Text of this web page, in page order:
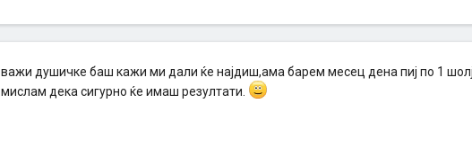
важи душичке баш кажи ми дали ќе најдиш,ама барем месец дена пиј по 1
мислам дека сигурно ќе имаш резултати.